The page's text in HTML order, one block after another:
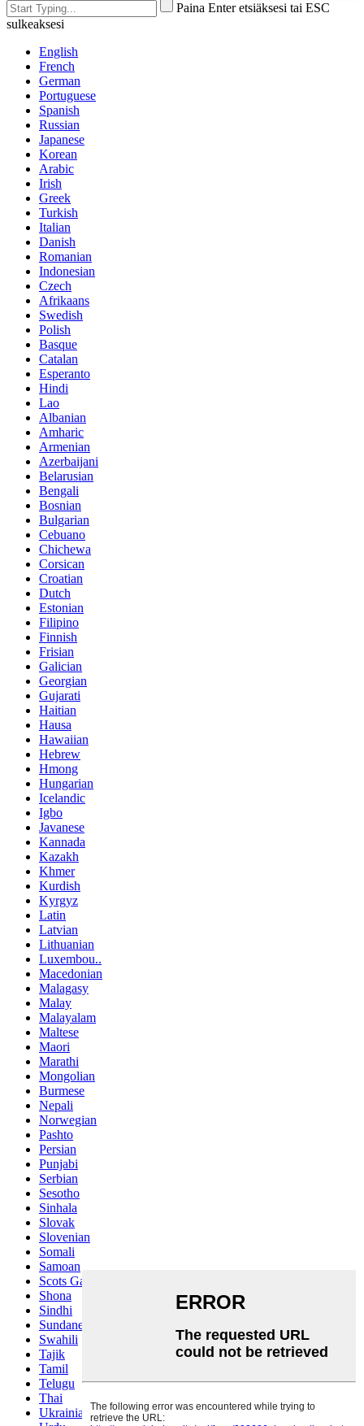
Paina Enter etsiäksesi tai ESC
sulkeaksesi
English
French
German
Portuguese
Spanish
Russian
Japanese
Korean
Arabic
Irish
Greek
Turkish
Italian
Danish
Romanian
Indonesian
Czech
Afrikaans
Swedish
Polish
Basque
Catalan
Esperanto
Hindi
Lao
Albanian
Amharic
Armenian
Azerbaijani
Belarusian
Bengali
Bosnian
Bulgarian
Cebuano
Chichewa
Corsican
Croatian
Dutch
Estonian
Filipino
Finnish
Frisian
Galician
Georgian
Gujarati
Haitian
Hausa
Hawaiian
Hebrew
Hmong
Hungarian
Icelandic
Igbo
Javanese
Kannada
Kazakh
Khmer
Kurdish
Kyrgyz
Latin
Latvian
Lithuanian
Luxembou..
Macedonian
Malagasy
Malay
Malayalam
Maltese
Maori
Marathi
Mongolian
Burmese
Nepali
Norwegian
Pashto
Persian
Punjabi
Serbian
Sesotho
Sinhala
Slovak
Slovenian
Somali
Samoan
Scots Gaelic
Shona
Sindhi
Sundanese
Swahili
Tajik
Tamil
Telugu
Thai
Ukrainian